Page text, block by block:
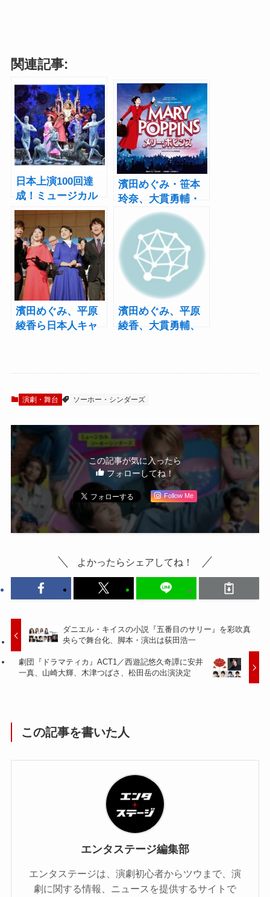
関連記事:
日本上演100回達
成！ミュージカル
『メリー・ポピン
ズ』3月31日より本
公演スタート
濱田めぐみ・笹本
玲奈、大貫勇輔・
小野田龍之介らで
『メリー・ポピン
ズ』4年ぶりの再演
濱田めぐみ、平原
綾香ら日本人キャ
濱田めぐみ、平原
綾香、大貫勇輔、
演劇・舞台 ソーホー・シンダーズ
この記事が気に入ったら
フォローしてね！
Follow Me
よかったらシェアしてね！
ダニエル・キイスの小説『五番目のサリー』を彩吹真
央らで舞台化、脚本・演出は荻田浩一
劇団『ドラマティカ』ACT1／西遊記悠久奇譚に安井
一真、山崎大輝、木津つばさ、松田岳の出演決定
この記事を書いた人
エンタステージ編集部
エンタステージは、演劇初心者からツウまで、演
劇に関する情報、ニュースを提供するサイトで